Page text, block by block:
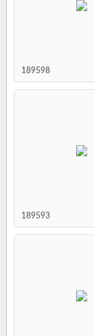
189598
189593